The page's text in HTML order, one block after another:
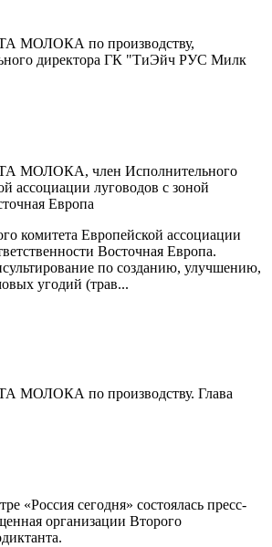
МОЛОКА по производству,
директора ГК "ТиЭйч РУС Милк
МОЛОКА, член Исполнительного
ассоциации луговодов с зоной
Европа
комитета Европейской ассоциации
Восточная Европа.
по созданию, улучшению,
угодий (трав...
МОЛОКА по производству. Глава
«Россия сегодня» состоялась пресс-
организации Второго